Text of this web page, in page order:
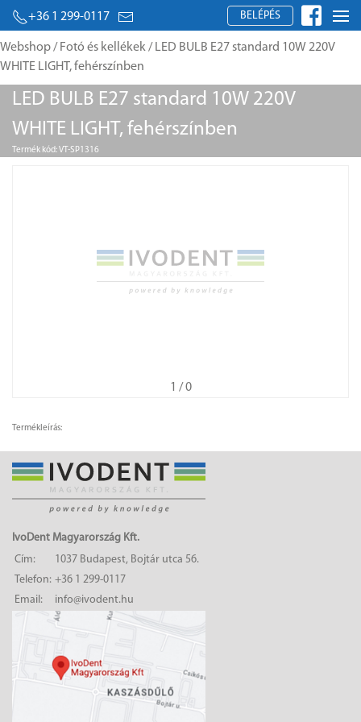
+36 1 299-0117 BELÉPÉS
Webshop/ Fotó és kellékek/ LED BULB E27 standard 10W 220V
WHITE LIGHT, fehérszínben
LED BULB E27 standard 10W 220V
WHITE LIGHT, fehérszínben
Termék kód: VT-SP1316
1 / 0
Termékleírás:
IvoDent Magyarország Kft.
Cím:
1037 Budapest, Bojtár utca 56.
Telefon: +36 1 299-0117
Email:
info@ivodent.hu